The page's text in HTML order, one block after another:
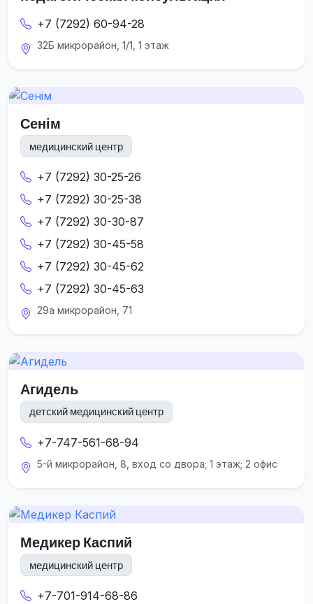
+7 (7292) 60-94-28
32Б микрорайон, 1/1, 1 этаж
Сенім
медицинский центр
+7 (7292) 30-25-26
+7 (7292) 30-25-38
+7 (7292) 30-30-87
+7 (7292) 30-45-58
+7 (7292) 30-45-62
+7 (7292) 30-45-63
29а микрорайон, 71
Агидель
детский медицинский центр
+7-747-561-68-94
5-й микрорайон, 8, вход со двора; 1 этаж; 2 офис
Медикер Каспий
медицинский центр
+7-701-914-68-86